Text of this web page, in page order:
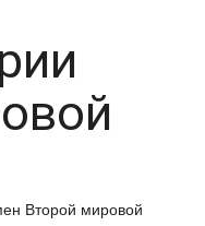
Второй мировой